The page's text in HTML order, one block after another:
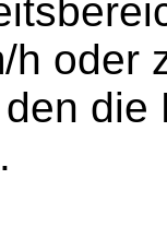
h oder
die